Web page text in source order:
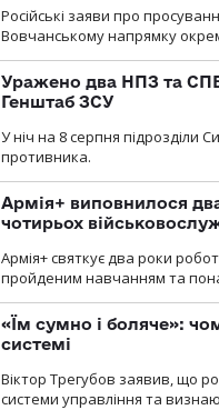
Російські заяви про
Вовчанському напрямку
Уражено два НПЗ та
Генштаб ЗСУ
У ніч на 8 серпня підрозділи
противника.
Армія+ виповнилося
чотирьох
Армія+ святкує два роки
пройденим навчанням та
«Їм сумно і боляче»:
системі
Віктор Трегубов заявив, що
системи управління та